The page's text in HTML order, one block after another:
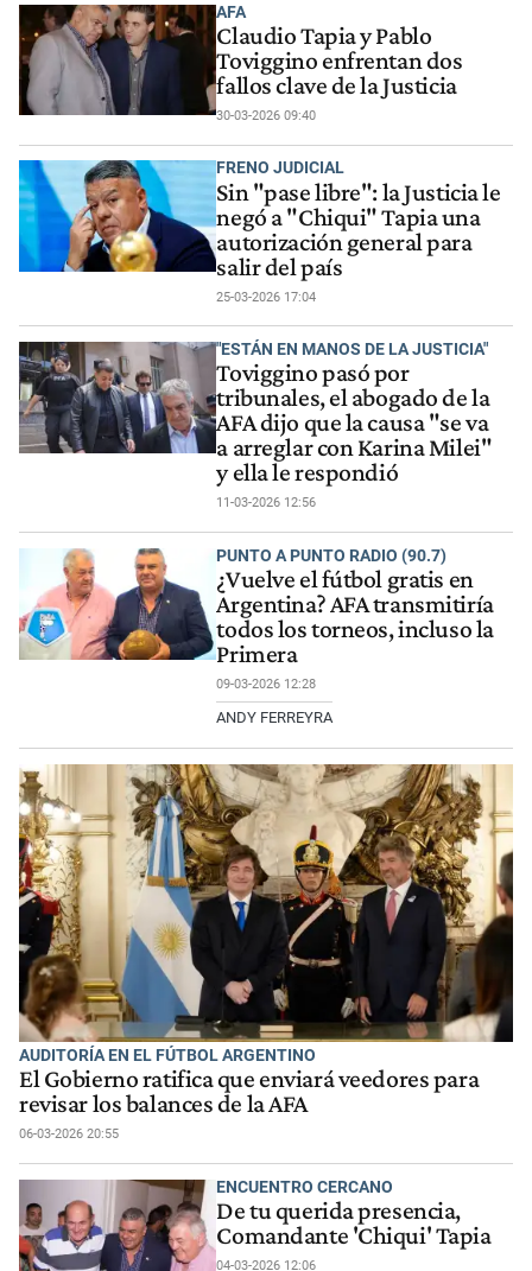
AFA
Claudio Tapia y Pablo
Toviggino enfrentan dos
fallos clave de la Justicia
30-03-2026 09:40
FRENO JUDICIAL
Sin "pase libre": la Justicia le
negó a "Chiqui" Tapia una
autorización general para
salir del país
25-03-2026 17:04
"ESTÁN EN MANOS DE LA JUSTICIA"
Toviggino pasó por
tribunales, el abogado de la
AFA dijo que la causa "se va
a arreglar con Karina Milei"
y ella le respondió
11-03-2026 12:56
PUNTO A PUNTO RADIO (90.7)
¿Vuelve el fútbol gratis en
Argentina? AFA transmitiría
todos los torneos, incluso la
Primera
09-03-2026 12:28
ANDY FERREYRA
AUDITORÍA EN EL FÚTBOL ARGENTINO
El Gobierno ratifica que enviará veedores para
revisar los balances de la AFA
06-03-2026 20:55
ENCUENTRO CERCANO
De tu querida presencia,
Comandante 'Chiqui' Tapia
04-03-2026 12:06